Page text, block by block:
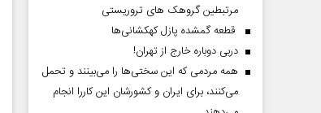
مرتبطین گروهک های تروریستی
قطعه گمشده پازل کهکشانی‌ها
دربی دوباره خارج از تهران!
همه مردمی که این سختی‌ها را می‌بینند و تحمل
می‌کنند، برای ایران و کشورشان این کاررا انجام